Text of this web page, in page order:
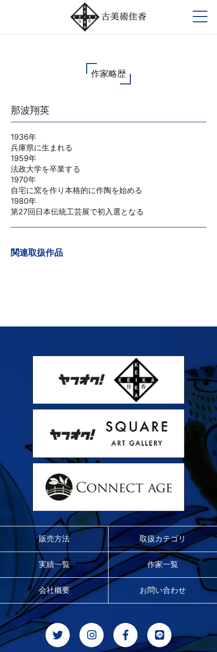
作家略歴
那波翔英
1936年
兵庫県に生まれる
1959年
法政大学を卒業する
1970年
自宅に窯を作り本格的に作陶を始める
1980年
第27回日本伝統工芸展で初入選となる
関連取扱作品
販売方法 取扱カテゴリ
実績一覧 作家一覧
会社概要 お問い合わせ